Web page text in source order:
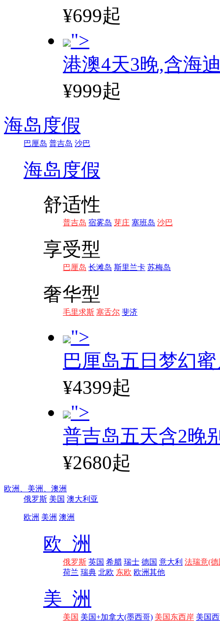
¥699起
">
港澳4天3晚,含海
¥999起
海岛度假
巴厘岛 普吉岛 沙巴
海岛度假
舒适性
普吉岛 宿雾岛 芽庄 塞班岛 沙巴
享受型
巴厘岛 长滩岛 斯里兰卡 苏梅岛
奢华型
毛里求斯 塞舌尔 斐济
">
巴厘岛五日梦幻
¥4399起
">
普吉岛五天含2晚
¥2680起
欧洲、 美洲、 澳洲
俄罗斯 美国 澳大利亚
欧洲 美洲 澳洲
欧 洲
俄罗斯 英国 希腊 瑞士 德国 意大利 法瑞意(德
荷兰 瑞典 北欧 东欧 欧洲其他
美 洲
美国 美国+加拿大(墨西哥) 美国东西岸 美国